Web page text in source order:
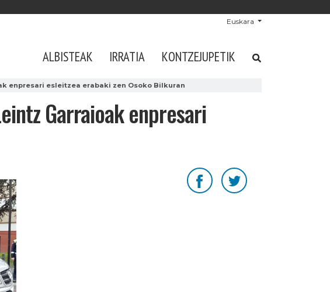
Euskara
ALBISTEAK IRRATIA KONTZEJUPETIK
enpresari esleitzea erabaki zen Osoko Bilkuran
Garraioak enpresari